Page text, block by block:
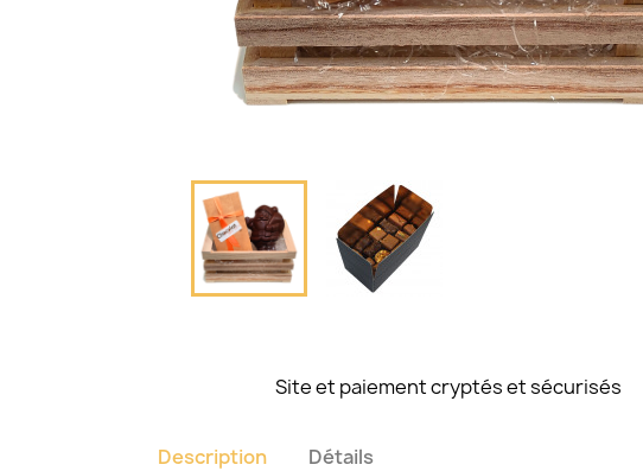
Site et paiement cryptés et sécurisés
Description Détails